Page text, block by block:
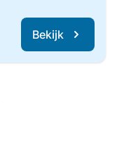
Bekijk